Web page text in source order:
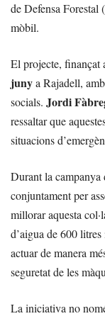
de Defensa Forestal
mòbil.
El projecte, finançat
junya Rajadell,
socials. Jordi
ressaltar que
situacions
Durant la campanya
conjuntament per
millorar aquesta
d’aigua de 600
actuar de manera
seguretat de les
La iniciativa no